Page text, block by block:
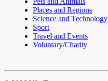
Places and Regions
Science and Technology
Sport
Travel and Events
Voluntary/Charity